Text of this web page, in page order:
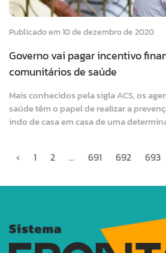
Publicado em 10 de dezembro de 2020
Governo vai pagar incentivo
comunitários de saúde
Mais conhecidos pela sigla ACS, os
saúde têm o papel de realizar a
indo de casa em casa de uma
‹ 1 2 ... 691 692 693